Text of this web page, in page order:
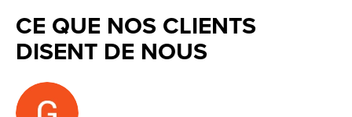
CE QUE NOS CLIENTS
DISENT DE NOUS
Testimonial items